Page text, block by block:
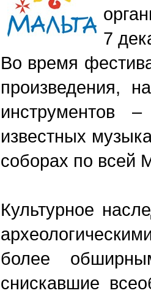
7
Во время
произведения,
инструментов
известных
соборах по всей
Культурное
более
снискавшие